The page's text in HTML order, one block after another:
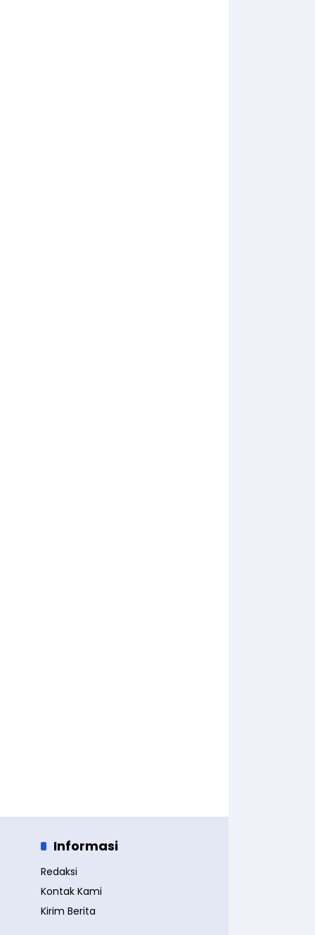
Informasi
Redaksi
Kontak Kami
Kirim Berita